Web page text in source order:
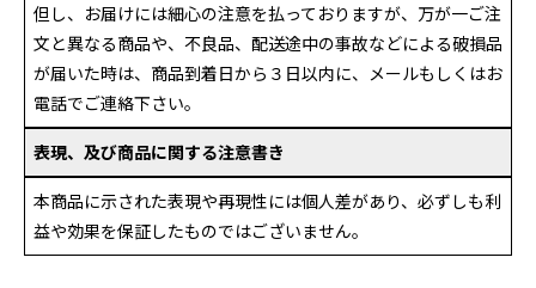
但し、お届けには細心の注意を払っておりますが、万が一ご注
文と異なる商品や、不良品、配送途中の事故などによる破損品
が届いた時は、商品到着日から３日以内に、メールもしくはお
電話でご連絡下さい。
表現、及び商品に関する注意書き
本商品に示された表現や再現性には個人差があり、必ずしも利
益や効果を保証したものではございません。